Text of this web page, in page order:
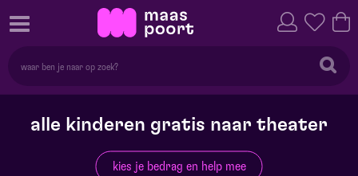
alle kinderen gratis naar theater
kies je bedrag en help mee